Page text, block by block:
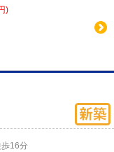
)
歩16分